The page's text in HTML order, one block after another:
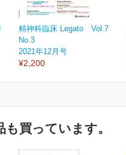
精神科臨床 Legato Vol.7
No.3
2021年12月号
¥2,200
買っています。